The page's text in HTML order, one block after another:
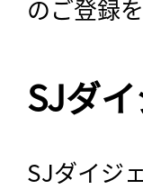
のご登録
SJダ
SJダイジ